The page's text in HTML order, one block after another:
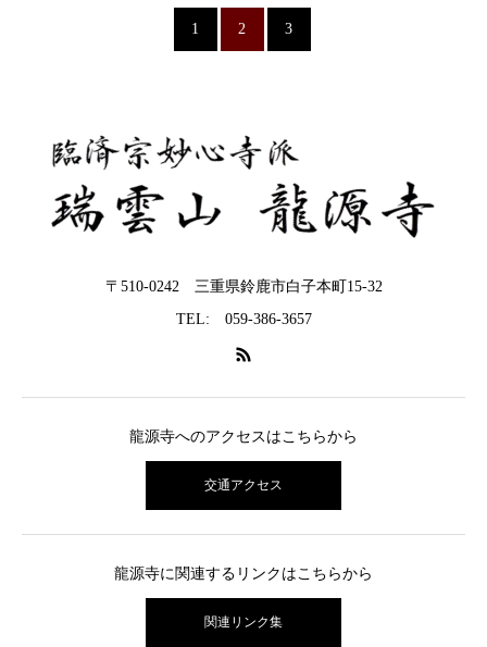
1 2 3
〒510-0242 三重県鈴鹿市白子本町15-32
TEL: 059-386-3657
龍源寺へのアクセスはこちらから
交通アクセス
龍源寺に関連するリンクはこちらから
関連リンク集